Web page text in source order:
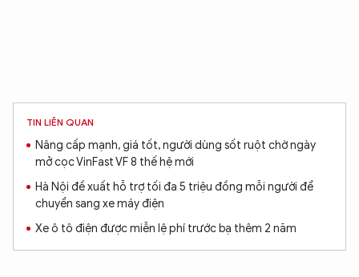
TIN LIÊN QUAN
Nâng cấp mạnh, giá tốt, người dùng sốt ruột chờ ngày
mở cọc VinFast VF 8 thế hệ mới
Hà Nội đề xuất hỗ trợ tối đa 5 triệu đồng mỗi người để
chuyển sang xe máy điện
Xe ô tô điện được miễn lệ phí trước bạ thêm 2 năm